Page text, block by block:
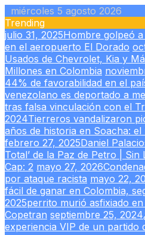
Skip
to
content
miércoles 5 agosto 2026
Trending
julio 31, 2025Hombre golpeó
en el aeropuerto El Dorado
Usados de Chevrolet, Kia y
Millones en Colombia
44% de favorabilidad en el
venezolano es deportado a
tras falsa vinculación con el
2024Tierreros vandalizaron
años de historia en Soacha: el
febrero 27, 2025Daniel
Total’ de la Paz de Petro | Sin
Cap: 2 mayo 27, 2026
por ataque racista mayo 22,
fácil de ganar en Colombia,
2025perrito murió asfixiado
Copetran septiembre 25, 2024
experiencia VIP de un partido